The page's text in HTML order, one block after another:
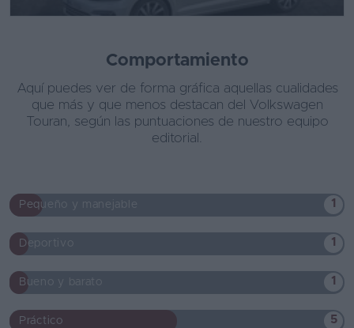
Comportamiento
Aquí puedes ver de forma gráfica aquellas cualidades
que más y que menos destacan del Volkswagen
Touran, según las puntuaciones de nuestro equipo
editorial.
Pequeño y manejable 1
Deportivo 1
Bueno y barato 1
Práctico 5